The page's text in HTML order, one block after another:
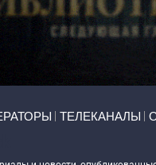
ТЕЛЕКАНАЛЫ